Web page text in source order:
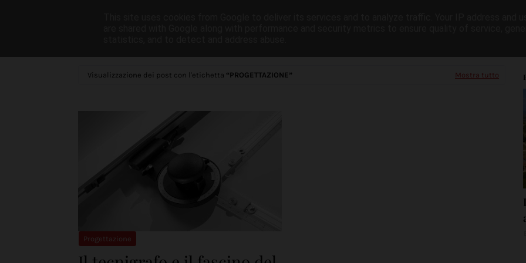
Visualizzazione dei post con l'etichetta PROGETTAZIONE Mostra tutto
Progettazione